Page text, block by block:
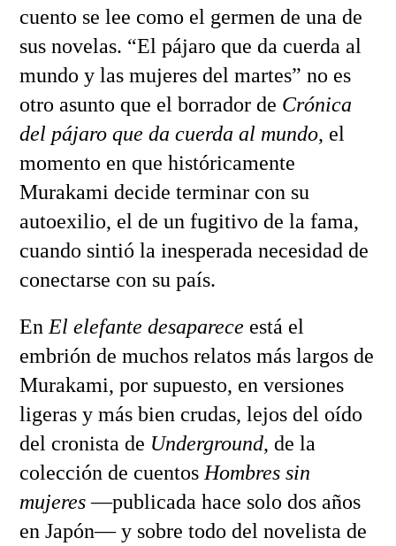
cuento se lee como el germen de una de
sus novelas. “El pájaro que da cuerda al
mundo y las mujeres del martes” no es
otro asunto que el borrador de Crónica
del pájaro que da cuerda al mundo, el
momento en que históricamente
Murakami decide terminar con su
autoexilio, el de un fugitivo de la fama,
cuando sintió la inesperada necesidad de
conectarse con su país.
En El elefante desaparece está el
embrión de muchos relatos más largos de
Murakami, por supuesto, en versiones
ligeras y más bien crudas, lejos del oído
del cronista de Underground, de la
colección de cuentos Hombres sin
mujeres—publicada hace solo dos años
en Japón— y sobre todo del novelista de